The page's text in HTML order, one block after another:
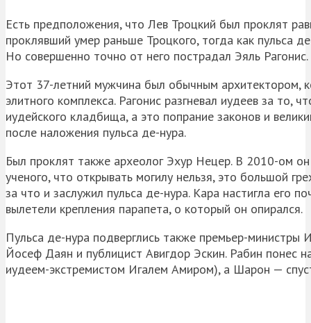
Есть предположения, что Лев Троцкий был проклят
проклявший умер раньше Троцкого, тогда как пульса
Но совершенно точно от него пострадал Эяль Рагонис.
Этот 37-летний мужчина был обычным архитектором,
элитного комплекса. Рагонис разгневал иудеев за то,
иудейского кладбища, а это попрание законов и
после наложения пульса де-нура.
Был проклят также археолог Эхур Нецер. В 2010-ом
ученого, что открывать могилу нельзя, это большой
за что и заслужил пульса де-нура. Кара настигла его
вылетели крепления парапета, о который он опирался.
Пульса де-нура подверглись также премьер-
Йосеф Даян и публицист Авигдор Эскин. Рабин понес
иудеем-экстремистом Игалем Амиром), а Шарон —